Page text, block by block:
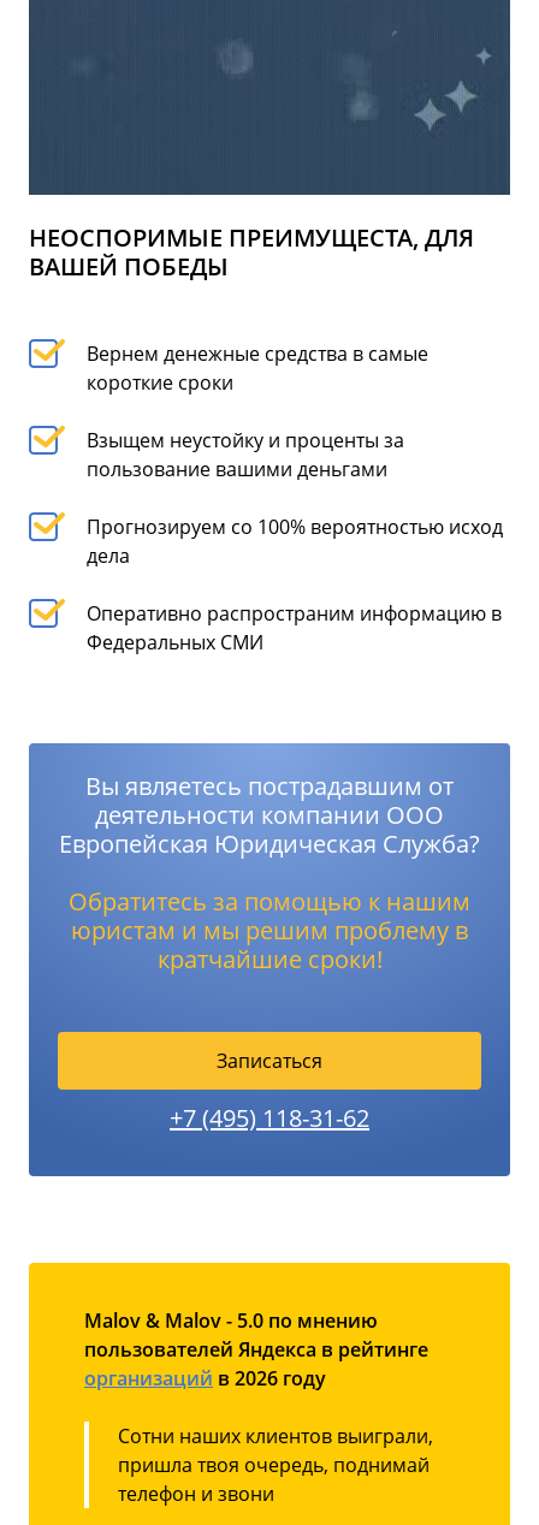
НЕОСПОРИМЫЕ ПРЕИМУЩЕСТА, ДЛЯ
ВАШЕЙ ПОБЕДЫ
Вернем денежные средства в самые
короткие сроки
Взыщем неустойку и проценты за
пользование вашими деньгами
Прогнозируем со 100% вероятностью исход
дела
Оперативно распространим информацию в
Федеральных СМИ
Вы являетесь пострадавшим от
деятельности компании ООО
Европейская Юридическая Служба?
Обратитесь за помощью к нашим
юристам и мы решим проблему в
кратчайшие сроки!
Записаться
+7 (495) 118-31-62
Malov & Malov - 5.0 по мнению
пользователей Яндекса в рейтинге
организаций в 2026 году
Сотни наших клиентов выиграли,
пришла твоя очередь, поднимай
телефон и звони